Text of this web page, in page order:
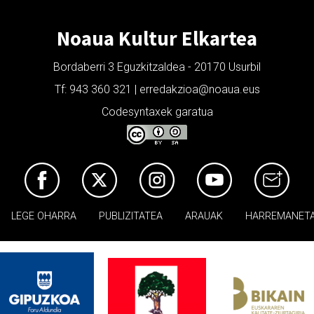
Noaua Kultur Elkartea
Bordaberri 3 Eguzkitzaldea - 20170 Usurbil
Tf: 943 360 321 | erredakzioa@noaua.eus
Codesyntaxek garatua
LEGE OHARRA PUBLIZITATEA ARAUAK